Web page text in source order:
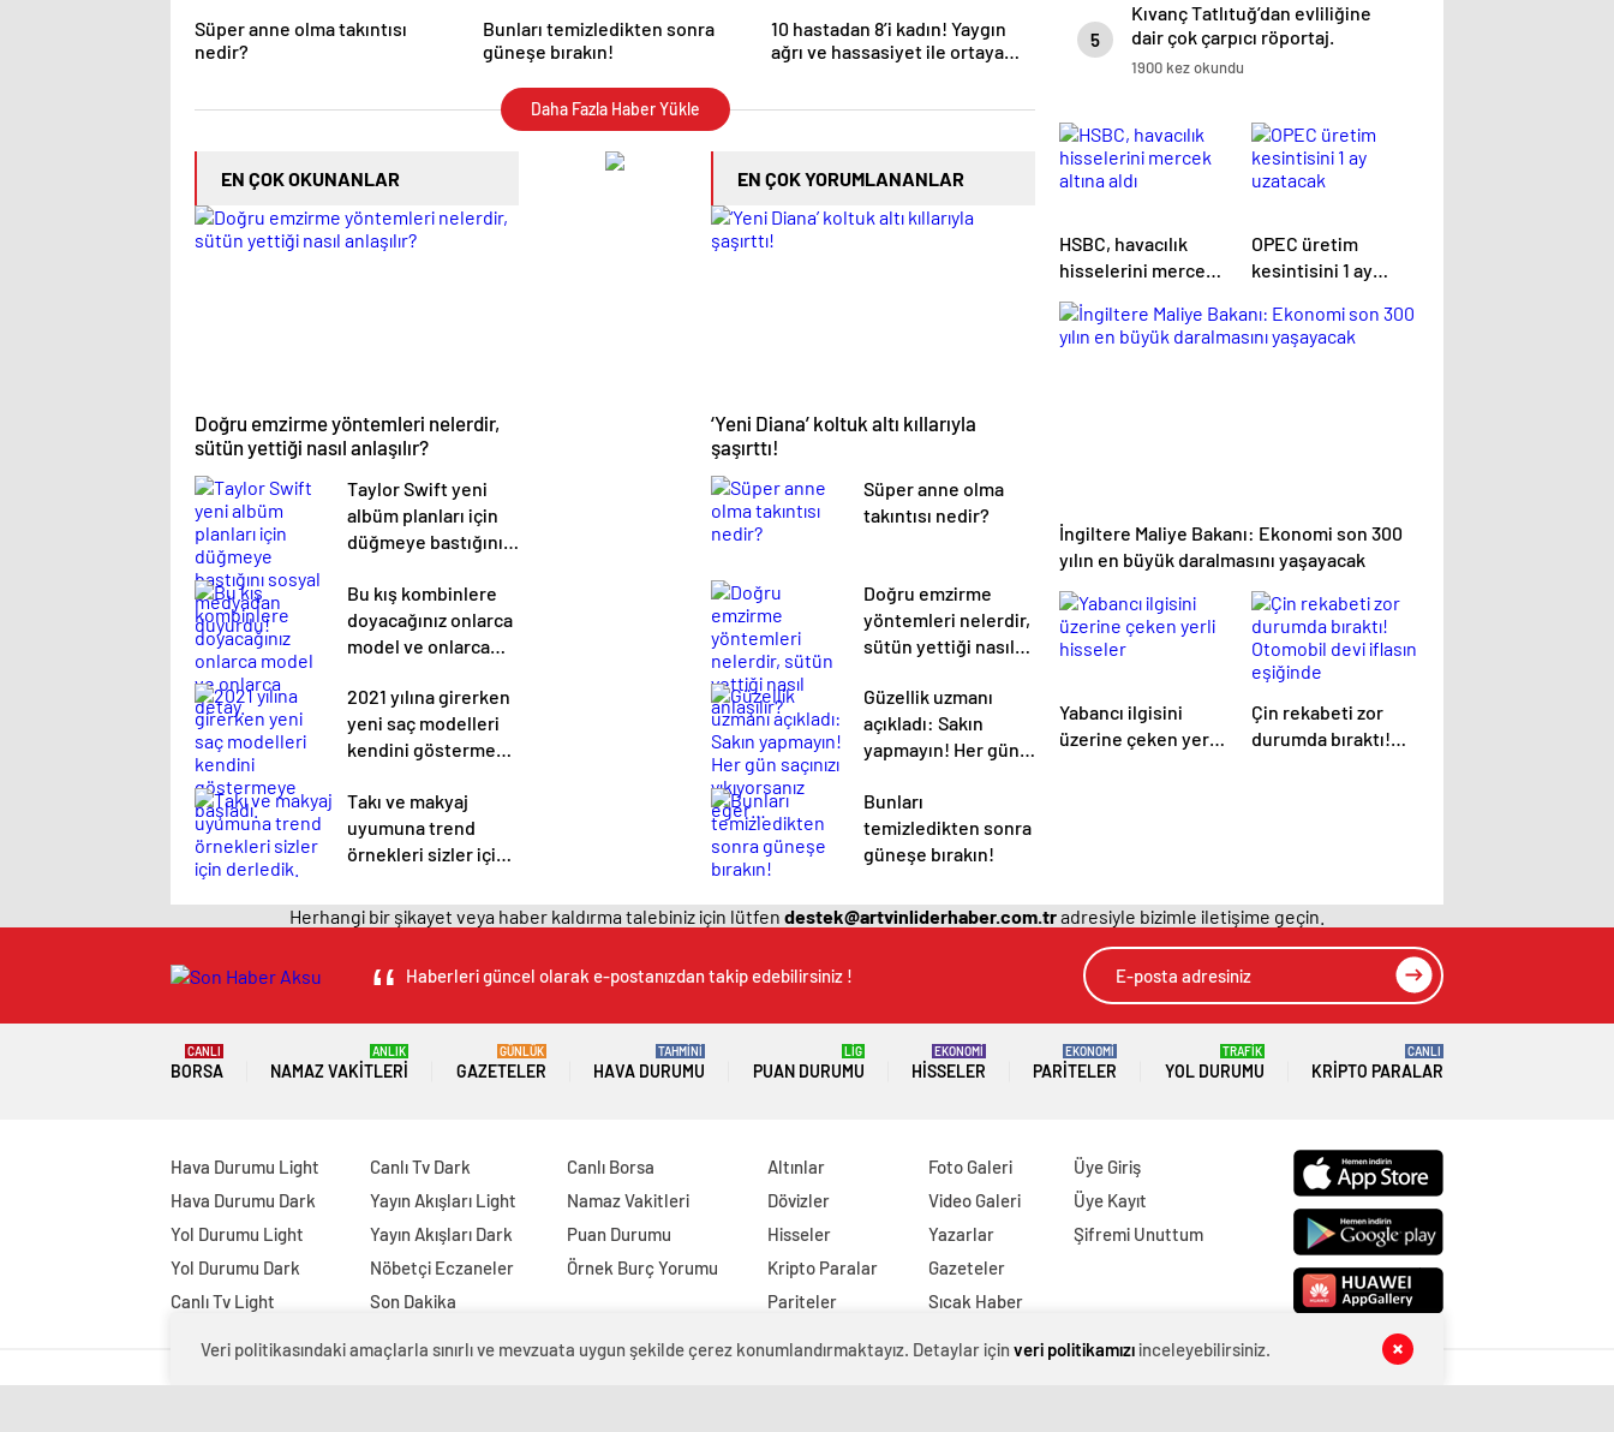
Süper anne olma takıntısı
nedir?
Bunları temizledikten sonra
güneşe bırakın!
10 hastadan 8’i kadın! Yaygın
ağrı ve hassasiyet ile ortaya
Daha Fazla Haber Yükle
EN ÇOK OKUNANLAR
Doğru emzirme yöntemleri nelerdir,
sütün yettiği nasıl anlaşılır?
Taylor Swift yeni
albüm planları için
düğmeye bastığını
duyurdu!
Bu kış kombinlere
doyacağınız onlarca
model ve onlarca
2021 yılına girerken
yeni saç modelleri
kendini göstermeye
Takı ve makyaj
uyumuna trend
örnekleri sizler için
EN ÇOK YORUMLANANLAR
‘Yeni Diana’ koltuk altı kıllarıyla
şaşırttı!
Süper anne olma
takıntısı nedir?
Doğru emzirme
yöntemleri nelerdir,
sütün yettiği nasıl
Güzellik uzmanı
açıkladı: Sakın
yapmayın! Her gün
eğer…
Bunları
temizledikten sonra
güneşe bırakın!
5
Kıvanç Tatlıtuğ’dan evliliğine
dair çok çarpıcı röportaj.
1900 kez okundu
HSBC, havacılık
hisselerini mercek
altına aldı
OPEC üretim
kesintisini 1 ay
İngiltere Maliye Bakanı: Ekonomi son 300
yılın en büyük daralmasını yaşayacak
Yabancı ilgisini
üzerine çeken yerli
Çin rekabeti zor
durumda bıraktı!
Herhangi bir şikayet veya haber kaldırma talebiniz için lütfen destek@artvinliderhaber.com.tradresiyle bizimle iletişime geçin.
Haberleri güncel olarak e-postanızdan takip edebilirsiniz !
BORSA
CANLI
NAMAZ VAKITLERI
ANLIK
GAZETELER
GÜNLÜK
HAVA DURUMU
TAHMİNİ
PUAN DURUMU
LİG
HISSELER
EKONOMİ
PARITELER
EKONOMİ
YOL DURUMU
TRAFİK
KRIPTO PARALAR
CANLI
Hava Durumu Light
Hava Durumu Dark
Yol Durumu Light
Yol Durumu Dark
Canlı Tv Light
Canlı Tv Dark
Yayın Akışları Light
Yayın Akışları Dark
Nöbetçi Eczaneler
Son Dakika
Canlı Borsa
Namaz Vakitleri
Puan Durumu
Örnek Burç Yorumu
Altınlar
Dövizler
Hisseler
Kripto Paralar
Pariteler
Foto Galeri
Video Galeri
Yazarlar
Gazeteler
Sıcak Haber
Üye Giriş
Üye Kayıt
Şifremi Unuttum
Veri politikasındaki amaçlarla sınırlı ve mevzuata uygun şekilde çerez konumlandırmaktayız. Detaylar için veri politikamızıinceleyebilirsiniz.